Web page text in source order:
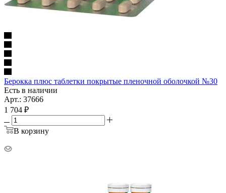
Берокка плюс таблетки покрытые пленочной оболочкой №30
Есть в наличии
Арт.: 37666
1 704 ₽
В корзину